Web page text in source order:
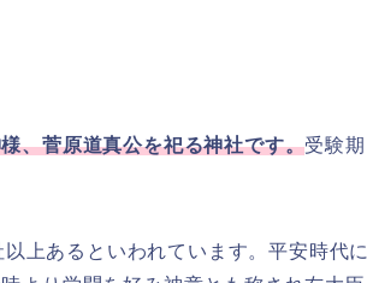
、菅原道真公を祀る神社です。受験期
上あるといわれています。平安時代に